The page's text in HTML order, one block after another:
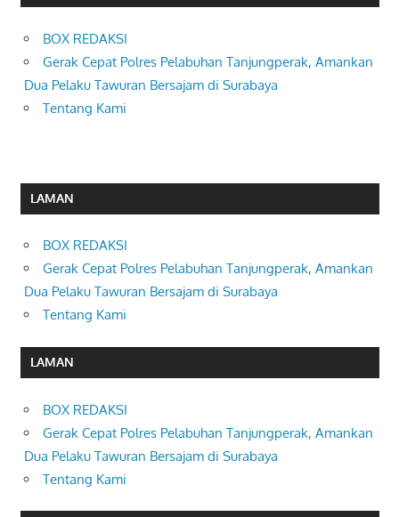
BOX REDAKSI
Gerak Cepat Polres Pelabuhan Tanjungperak, Amankan
Dua Pelaku Tawuran Bersajam di Surabaya
Tentang Kami
LAMAN
BOX REDAKSI
Gerak Cepat Polres Pelabuhan Tanjungperak, Amankan
Dua Pelaku Tawuran Bersajam di Surabaya
Tentang Kami
LAMAN
BOX REDAKSI
Gerak Cepat Polres Pelabuhan Tanjungperak, Amankan
Dua Pelaku Tawuran Bersajam di Surabaya
Tentang Kami